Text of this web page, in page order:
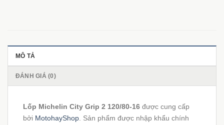
MÔ TẢ
ĐÁNH GIÁ (0)
Lốp Michelin City Grip 2 120/80-16 được cung cấp
bởi MotohayShop . Sản phẩm được nhập khẩu chính